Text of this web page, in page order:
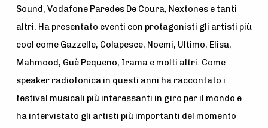
Sound, Vodafone Paredes De Coura, Nextones e tanti
altri. Ha presentato eventi con protagonisti gli artisti più
cool come Gazzelle, Colapesce, Noemi, Ultimo, Elisa,
Mahmood, Guè Pequeno, Irama e molti altri. Come
speaker radiofonica in questi anni ha raccontato i
festival musicali più interessanti in giro per il mondo e
ha intervistato gli artisti più importanti del momento